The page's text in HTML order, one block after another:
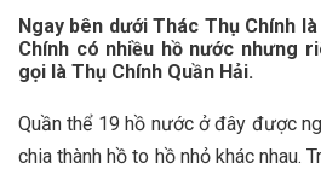
Ngay bên dưới Thác Thụ Chính
Chính có nhiều hồ nước nhưng
gọi là Thụ Chính Quần Hải.
Quần thể 19 hồ nước ở đây được
chia thành hồ to hồ nhỏ khác nhau.